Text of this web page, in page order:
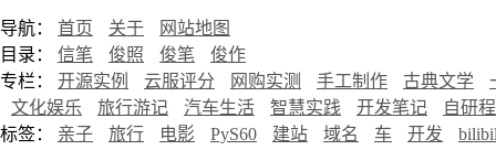
导航： 首页 关于
网站地图
目录： 信笔 俊照 俊笔
俊作
专栏： 开源实例 云服评分 网购实测 手工制作 古典文学
文化娱乐
旅行游记 汽车生活 智慧实践 开发笔记
自研
标签： 亲子 旅行 电影 PyS60 建站 域名 车 开发